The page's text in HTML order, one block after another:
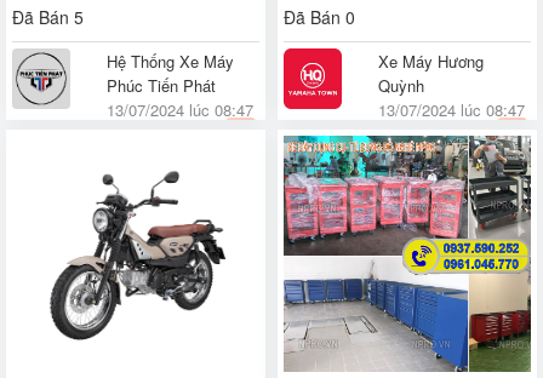
Đã Bán 5
Hệ Thống Xe Máy
Phúc Tiến Phát
13/07/2024 lúc 08:47
Đã Bán 0
Xe Máy Hương
Quỳnh
13/07/2024 lúc 08:47
Huyện Tiên Du, Bắc
Ninh